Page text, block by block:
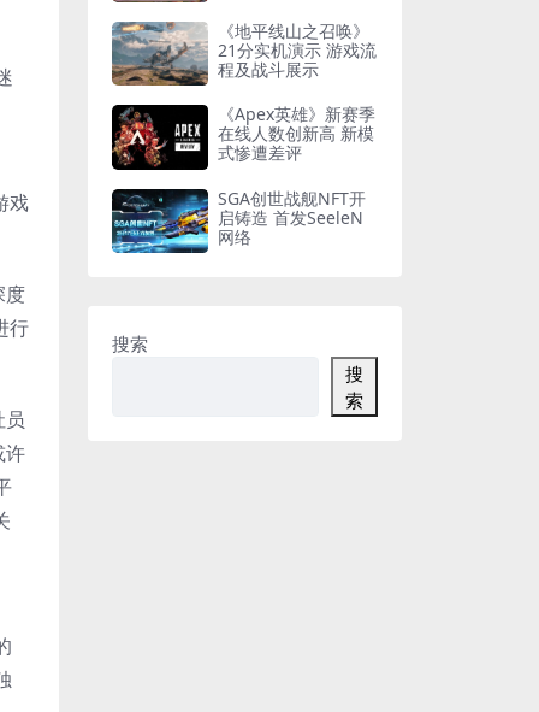
戏
度
行
许
《地平线山之召唤》
21分实机演示 游戏流
程及战斗展示
《Apex英雄》新赛季
在线人数创新高 新模
式惨遭差评
SGA创世战舰NFT开
启铸造 首发SeeleN
网络
搜索
搜
索